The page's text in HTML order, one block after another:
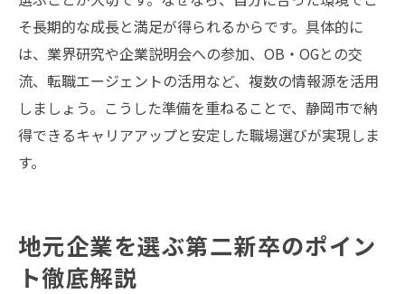
そ長期的な成長と満足が得られるからです。具体的に
は、業界研究や企業説明会への参加、OB・OGとの交
流、転職エージェントの活用など、複数の情報源を活用
しましょう。こうした準備を重ねることで、静岡市で納
得できるキャリアアップと安定した職場選びが実現しま
す。
地元企業を選ぶ第二新卒のポイン
ト徹底解説